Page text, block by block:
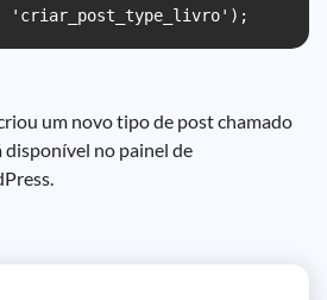
um novo tipo de post chamado
disponível no painel de